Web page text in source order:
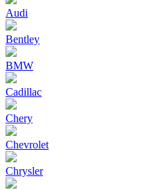
Audi
Bentley
BMW
Cadillac
Chery
Chevrolet
Chrysler